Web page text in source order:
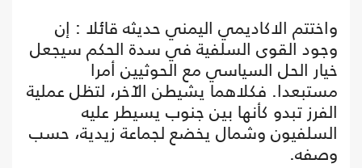
واختتم الاكاديمي اليمني حديثه قائلا : إن
وجود القوى السلفية في سدة الحكم سيجعل
خيار الحل السياسي مع الحوثيين أمرا
مستبعدا. فكلاهما يشيطن الآخر، لتظل عملية
الفرز تبدو كأنها بين جنوب يسيطر عليه
السلفيون وشمال يخضع لجماعة زيدية، حسب
وصفه.